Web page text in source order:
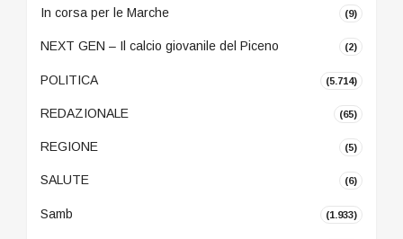
In corsa per le Marche (9)
NEXT GEN – Il calcio giovanile del Piceno (2)
POLITICA (5.714)
REDAZIONALE (65)
REGIONE (5)
SALUTE (6)
Samb (1.933)